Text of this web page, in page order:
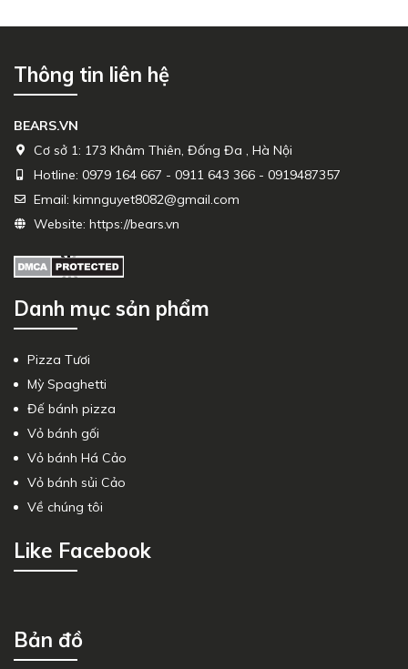
Thông tin liên hệ
BEARS.VN
Cơ sở 1: 173 Khâm Thiên, Đống Đa , Hà Nội
Hotline: 0979 164 667 - 0911 643 366 - 0919487357
Email: kimnguyet8082@gmail.com
Website: https://bears.vn
Danh mục sản phẩm
Pizza Tươi
Mỳ Spaghetti
Đế bánh pizza
Vỏ bánh gối
Vỏ bánh Há Cảo
Vỏ bánh sủi Cảo
Về chúng tôi
Like Facebook
Bản đồ